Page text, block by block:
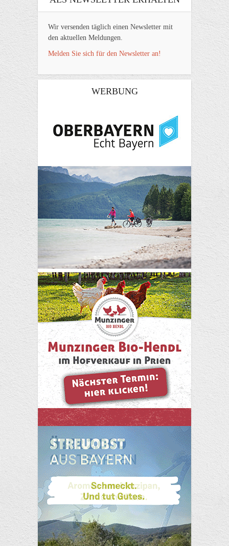
Wir versenden täglich einen Newsletter mit
den aktuellen Meldungen.
Melden Sie sich für den Newsletter an!
WERBUNG